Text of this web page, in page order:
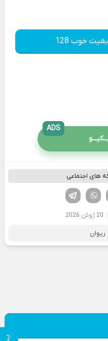
خوب 128
ADS
های اجتماعی
لینکدین تویتر
20 ژوئن 2026
ریوان